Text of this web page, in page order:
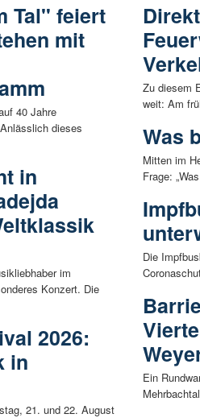
Tal" feiert
mit
40 Jahre
dieses
in
im
Konzert. Die
2026:
in
21. und 22. August
Zu diesem
weit: Am
Was
Mitten im
Frage:
Die
Ein